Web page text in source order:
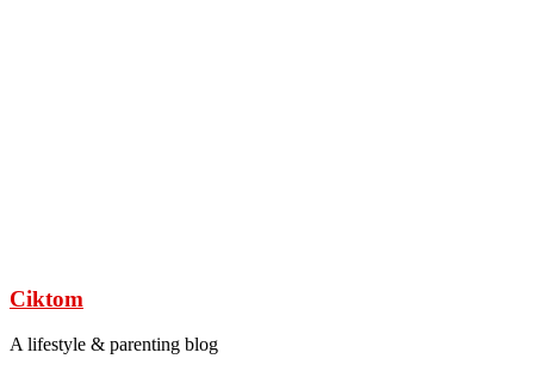
Ciktom
A lifestyle & parenting blog